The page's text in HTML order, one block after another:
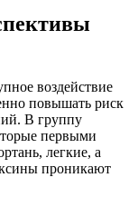
воздействие
повышать риск
В группу
первыми
легкие, а
проникают